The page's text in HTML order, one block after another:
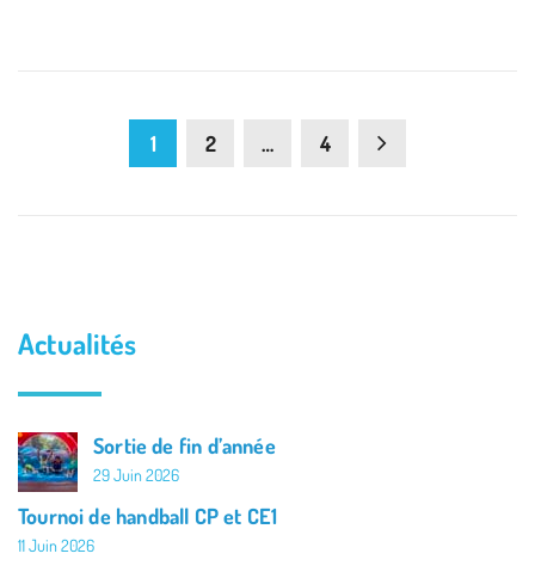
1 2 … 4
Actualités
Sortie de fin d’année
29 Juin 2026
Tournoi de handball CP et CE1
11 Juin 2026